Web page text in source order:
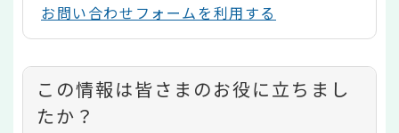
お問い合わせフォームを利用する
コ
ン
この情報は皆さまのお役に立ちまし
たか？